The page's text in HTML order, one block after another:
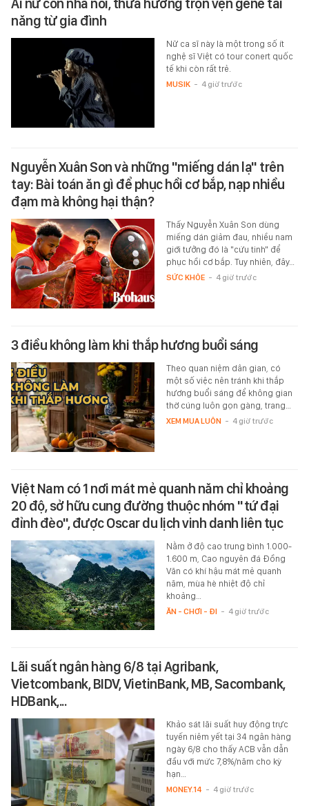
Ái nữ con nhà nòi, thừa hưởng trọn vẹn gene tài
năng từ gia đình
Nữ ca sĩ này là một trong số ít
nghệ sĩ Việt có tour conert quốc
tế khi còn rất trẻ.
MUSIK - 4 giờ trước
Nguyễn Xuân Son và những "miếng dán lạ" trên
tay: Bài toán ăn gì để phục hồi cơ bắp, nạp nhiều
đạm mà không hại thận?
Thấy Nguyễn Xuân Son dùng
miếng dán giảm đau, nhiều nam
giới tưởng đó là "cứu tinh" để
phục hồi cơ bắp. Tuy nhiên, đây…
SỨC KHỎE - 4 giờ trước
3 điều không làm khi thắp hương buổi sáng
Theo quan niệm dân gian, có
một số việc nên tránh khi thắp
hương buổi sáng để không gian
thờ cúng luôn gọn gàng, trang…
XEM MUA LUÔN - 4 giờ trước
Việt Nam có 1 nơi mát mẻ quanh năm chỉ khoảng
20 độ, sở hữu cung đường thuộc nhóm "tứ đại
đỉnh đèo", được Oscar du lịch vinh danh liên tục
Nằm ở độ cao trung bình 1.000-
1.600 m, Cao nguyên đá Đồng
Văn có khí hậu mát mẻ quanh
năm, mùa hè nhiệt độ chỉ
khoảng…
ĂN - CHƠI - ĐI - 4 giờ trước
Lãi suất ngân hàng 6/8 tại Agribank,
Vietcombank, BIDV, VietinBank, MB, Sacombank,
HDBank,...
Khảo sát lãi suất huy động trực
tuyến niêm yết tại 34 ngân hàng
ngày 6/8 cho thấy ACB vẫn dẫn
đầu với mức 7,8%/năm cho kỳ
hạn…
MONEY.14 - 4 giờ trước